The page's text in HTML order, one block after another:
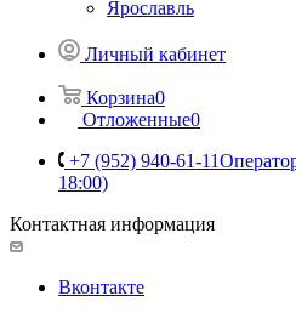
Ярославль
Личный кабинет
Корзина0
Отложенные0
+7 (952) 940-61-11
18:00)
Контактная информация
Вконтакте